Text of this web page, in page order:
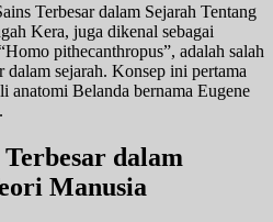
Terbesar dalam Sejarah Tentang
Kera, juga dikenal sebagai
pithecanthropus”, adalah salah
dalam sejarah. Konsep ini pertama
anatomi Belanda bernama Eugene
dalam
Manusia